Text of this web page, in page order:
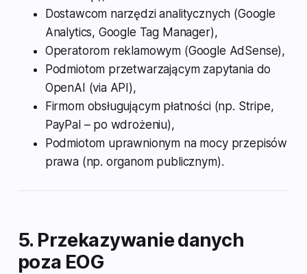
Dostawcom narzędzi analitycznych (Google
Analytics, Google Tag Manager),
Operatorom reklamowym (Google AdSense),
Podmiotom przetwarzającym zapytania do
OpenAI (via API),
Firmom obsługującym płatności (np. Stripe,
PayPal – po wdrożeniu),
Podmiotom uprawnionym na mocy przepisów
prawa (np. organom publicznym).
5. Przekazywanie danych
poza EOG